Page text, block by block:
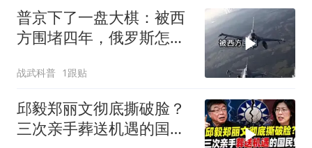
普京下了一盘大棋：被西
方围堵四年，俄罗斯怎么
战武科普 1跟贴
邱毅郑丽文彻底撕破脸？
三次亲手葬送机遇的国民